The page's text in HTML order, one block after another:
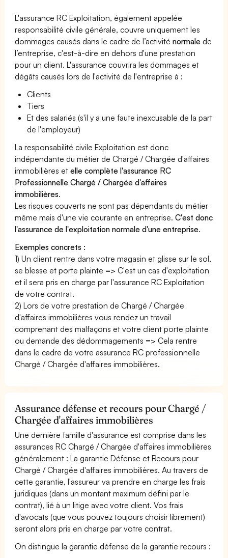
L'assurance RC Exploitation, également appelée
responsabilité civile générale, couvre uniquement les
dommages causés dans le cadre de l’activiténormale de
l’entreprise, c'est-à-dire en dehors d'une prestation
pour un client. L'assurance couvrira les dommages et
dégâts causés lors de l'activité de l'entreprise à :
Clients
Tiers
Et des salariés (s'il y a une faute inexcusable de la part
de l'employeur)
La responsabilité civile Exploitation est donc
indépendante du métier de Chargé / Chargée d'affaires
immobilières etelle complète l'assurance RC
Professionnelle Chargé / Chargée d'affaires
immobilières.
Les risques couverts ne sont pas dépendants du métier
même mais d'une vie courante en entreprise.C'est donc
l'assurance de l'exploitation normale d'une entreprise.
Exemples concrets :
1) Un client rentre dans votre magasin et glisse sur le sol,
se blesse et porte plainte => C'est un cas d'exploitation
et il sera pris en charge par l'assurance RC Exploitation
de votre contrat.
2) Lors de votre prestation de Chargé / Chargée
d'affaires immobilières vous rendez un travail
comprenant des malfaçons et votre client porte plainte
ou demande des dédommagements => Cela rentre
dans le cadre de votre assurance RC professionnelle
Chargé / Chargée d'affaires immobilières.
Assurance défense et recours pour Chargé /
Chargée d'affaires immobilières
Une dernière famille d'assurance est comprise dans les
assurances RC Chargé / Chargée d'affaires immobilières
généralement : La garantie Défense et Recours pour
Chargé / Chargée d'affaires immobilières. Au travers de
cette garantie, l'assureur va prendre en charge les frais
juridiques (dans un montant maximum défini par le
contrat), lié à un litige avec votre client. Vos frais
d'avocats (que vous pouvez toujours choisir librement)
seront alors pris en charge par votre contrat.
On distingue la garantie défense de la garantie recours :